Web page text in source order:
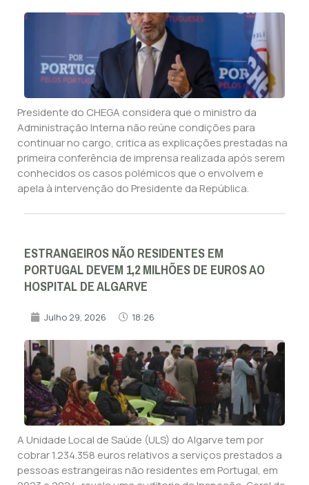
Presidente do CHEGA considera que o ministro da
Administração Interna não reúne condições para
continuar no cargo, critica as explicações prestadas na
primeira conferência de imprensa realizada após serem
conhecidos os casos polémicos que o envolvem e
apela à intervenção do Presidente da República.
ESTRANGEIROS NÃO RESIDENTES EM
PORTUGAL DEVEM 1,2 MILHÕES DE EUROS AO
HOSPITAL DE ALGARVE
Julho 29, 2026 18:26
A Unidade Local de Saúde (ULS) do Algarve tem por
cobrar 1.234.358 euros relativos a serviços prestados a
pessoas estrangeiras não residentes em Portugal, em